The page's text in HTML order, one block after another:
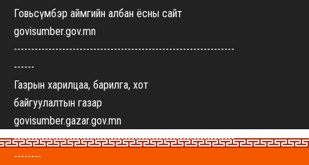
Говьсүмбэр аймгийн албан ёсны сайт
govisumber.gov.mn
----------------------------------------------------------------
------
Газрын харилцаа, барилга, хот
байгуулалтын газар
govisumber.gazar.gov.mn
----------------------------------------------------------------
--------